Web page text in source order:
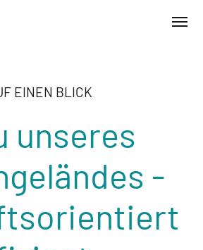
EINEN BLICK
unseres
-